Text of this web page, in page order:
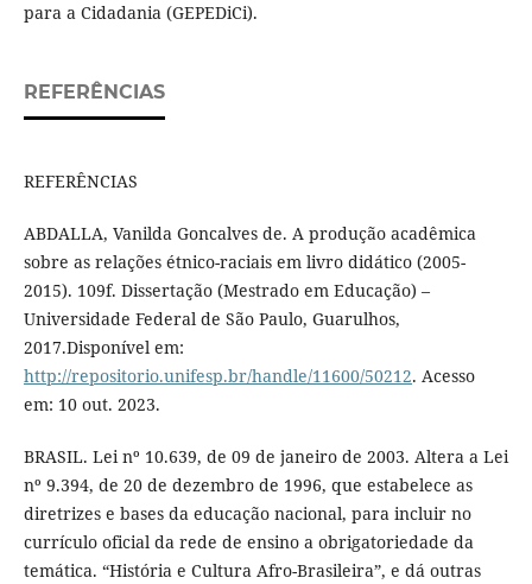
para a Cidadania (GEPEDiCi).
REFERÊNCIAS
REFERÊNCIAS
ABDALLA, Vanilda Goncalves de. A produção acadêmica
sobre as relações étnico-raciais em livro didático (2005-
2015). 109f. Dissertação (Mestrado em Educação) –
Universidade Federal de São Paulo, Guarulhos,
2017.Disponível em:
http://repositorio.unifesp.br/handle/11600/50212. Acesso
em: 10 out. 2023.
BRASIL. Lei nº 10.639, de 09 de janeiro de 2003. Altera a Lei
nº 9.394, de 20 de dezembro de 1996, que estabelece as
diretrizes e bases da educação nacional, para incluir no
currículo oficial da rede de ensino a obrigatoriedade da
temática. “História e Cultura Afro-Brasileira”, e dá outras